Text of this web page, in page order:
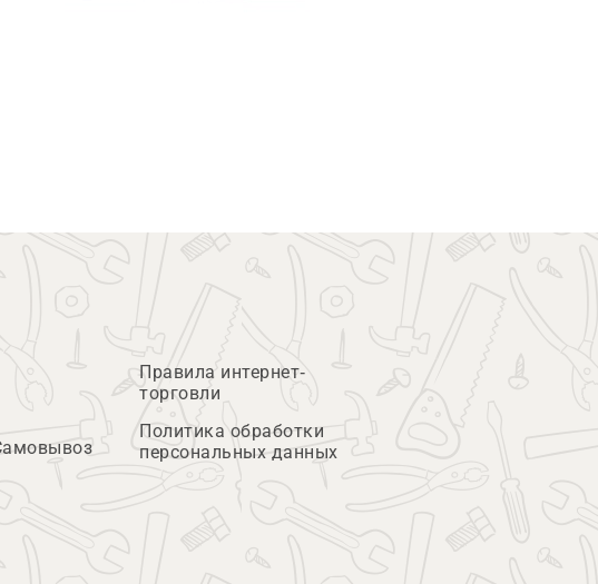
Правила интернет-
торговли
Политика обработки
персональных данных